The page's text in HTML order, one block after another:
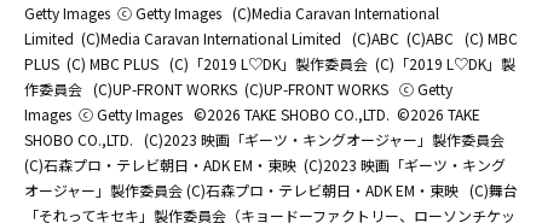
Getty Images ⓒ Getty Images (C)Media Caravan International
Limited (C)Media Caravan International Limited (C)ABC (C)ABC (C) MBC
PLUS (C) MBC PLUS (C)「2019 L♡DK」製作委員会 (C)「2019 L♡DK」製
作委員会 (C)UP-FRONT WORKS (C)UP-FRONT WORKS ⓒ Getty
Images ⓒ Getty Images ©2026 TAKE SHOBO CO.,LTD. ©2026 TAKE
SHOBO CO.,LTD. (C)2023 映画「ギーツ・キングオージャー」製作委員会
(C)石森プロ・テレビ朝日・ADK EM・東映 (C)2023 映画「ギーツ・キング
オージャー」製作委員会 (C)石森プロ・テレビ朝日・ADK EM・東映 (C)舞台
「それってキセキ」製作委員会（キョードーファクトリー、ローソンチケッ